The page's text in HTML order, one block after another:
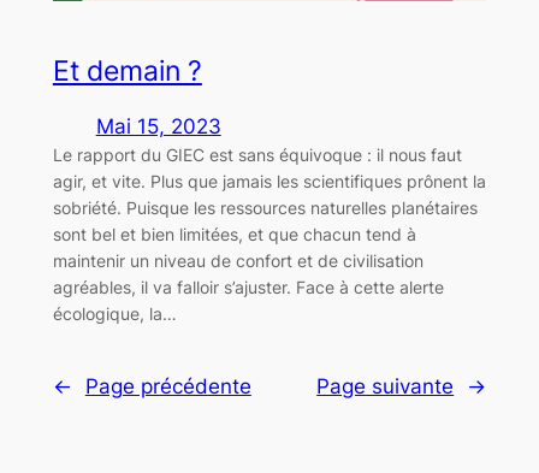
Et demain ?
Mai 15, 2023
Le rapport du GIEC est sans équivoque : il nous faut
agir, et vite. Plus que jamais les scientifiques prônent la
sobriété. Puisque les ressources naturelles planétaires
sont bel et bien limitées, et que chacun tend à
maintenir un niveau de confort et de civilisation
agréables, il va falloir s’ajuster. Face à cette alerte
écologique, la…
← Page précédente Page suivante →